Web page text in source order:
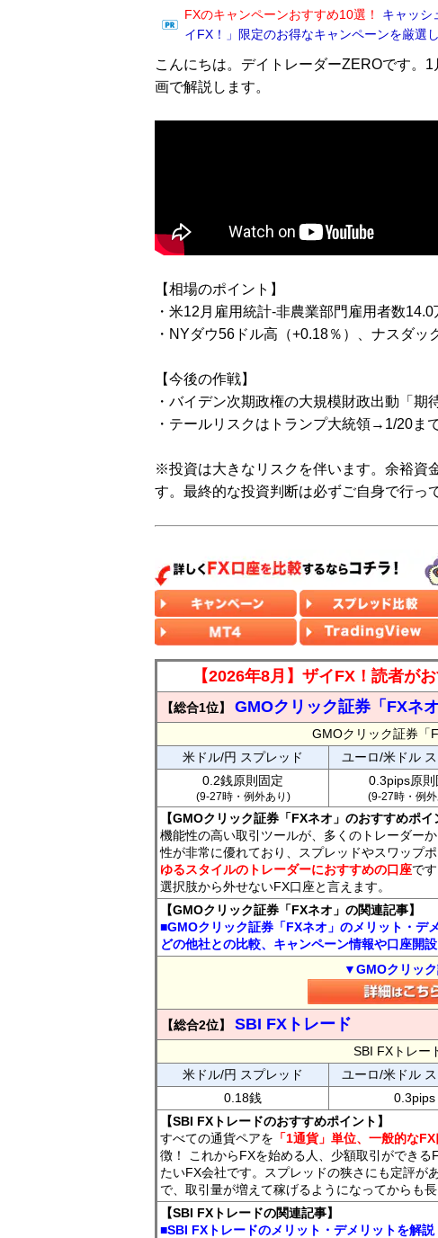
FXのキャンペーンおすすめ10選！
キャッシ
イFX！」限定のお得なキャンペーンを厳選
こんにちは。デイトレーダーZEROです。
画で解説します。
【相場のポイント】
・米12月雇用統計-非農業部門雇用者数
・NYダウ56ドル高（+0.18％）、ナスダッ
【今後の作戦】
・バイデン次期政権の大規模財政出動「期
・テールリスクはトランプ大統領→1/20ま
※投資は大きなリスクを伴います。余裕資
す。最終的な投資判断は必ずご自身で行っ
【2026年8月】ザイFX！読者が
【総合1位】 GMOクリック証券「FXネオ
GMOクリック証券「
米ドル/円 スプレッド
ユーロ/米ドル
0.2銭原則固定
(9-27時・例外あり)
0.3pips原則
(9-27時・例
【GMOクリック証券「FXネオ」のおすすめポイ
機能性の高い取引ツールが、多くのトレーダー
性が非常に優れており、スプレッドやスワップ
ゆるスタイルのトレーダーにおすすめの口座で
選択肢から外せないFX口座と言えます。
【GMOクリック証券「FXネオ」の関連記事】
■GMOクリック証券「FXネオ」のメリット・デ
どの他社との比較、キャンペーン情報や口座開
▼GMOクリッ
【総合2位】 SBI FXトレード
SBI FXトレー
米ドル/円 スプレッド
ユーロ/米ドル
0.18銭
0.3pips
【SBI FXトレードのおすすめポイント】
すべての通貨ペアを 「1通貨」単位、一般的な
徴！ これからFXを始める人、少額取引ができ
たいFX会社です。スプレッドの狭さにも定評が
で、取引量が増えて稼げるようになってからも長
【SBI FXトレードの関連記事】
■SBI FXトレードのメリット・デメリットを解